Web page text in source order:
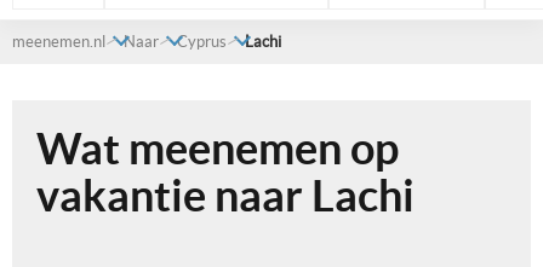
meenemen.nl Naar Cyprus Lachi
Wat meenemen op
vakantie naar Lachi